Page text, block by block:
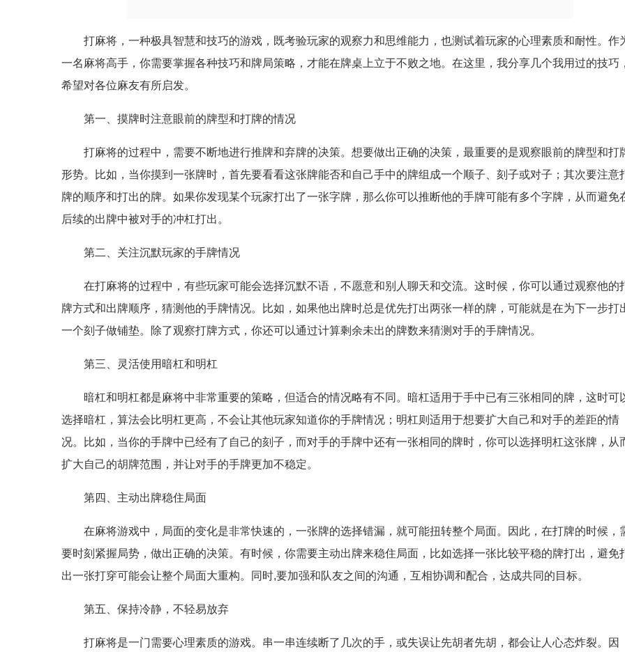
打麻将，一种极具智慧和技巧的游戏，既考验玩家的观察力和思维能力，也测试着玩家的心理素质和耐性。作
一名麻将高手，你需要掌握各种技巧和牌局策略，才能在牌桌上立于不败之地。在这里，我分享几个我用过的技巧，
希望对各位麻友有所启发。
第一、摸牌时注意眼前的牌型和打牌的情况
打麻将的过程中，需要不断地进行推牌和弃牌的决策。想要做出正确的决策，最重要的是观察眼前的牌型和打
形势。比如，当你摸到一张牌时，首先要看看这张牌能否和自己手中的牌组成一个顺子、刻子或对子；其次要注意
牌的顺序和打出的牌。如果你发现某个玩家打出了一张字牌，那么你可以推断他的手牌可能有多个字牌，从而避免
后续的出牌中被对手的冲杠打出。
第二、关注沉默玩家的手牌情况
在打麻将的过程中，有些玩家可能会选择沉默不语，不愿意和别人聊天和交流。这时候，你可以通过观察他的
牌方式和出牌顺序，猜测他的手牌情况。比如，如果他出牌时总是优先打出两张一样的牌，可能就是在为下一步打
一个刻子做铺垫。除了观察打牌方式，你还可以通过计算剩余未出的牌数来猜测对手的手牌情况。
第三、灵活使用暗杠和明杠
暗杠和明杠都是麻将中非常重要的策略，但适合的情况略有不同。暗杠适用于手中已有三张相同的牌，这时可
选择暗杠，算法会比明杠更高，不会让其他玩家知道你的手牌情况；明杠则适用于想要扩大自己和对手的差距的情
况。比如，当你的手牌中已经有了自己的刻子，而对手的手牌中还有一张相同的牌时，你可以选择明杠这张牌，从
扩大自己的胡牌范围，并让对手的手牌更加不稳定。
第四、主动出牌稳住局面
在麻将游戏中，局面的变化是非常快速的，一张牌的选择错漏，就可能扭转整个局面。因此，在打牌的时候，
要时刻紧握局势，做出正确的决策。有时候，你需要主动出牌来稳住局面，比如选择一张比较平稳的牌打出，避免
出一张打穿可能会让整个局面大重构。同时,要加强和队友之间的沟通，互相协调和配合，达成共同的目标。
第五、保持冷静，不轻易放弃
打麻将是一门需要心理素质的游戏。串一串连续断了几次的手，或失误让先胡者先胡，都会让人心态炸裂。因